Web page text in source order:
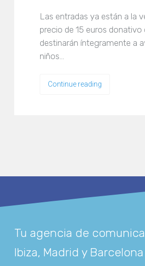
Las entradas ya están a la
precio de 15 euros donativo
destinarán íntegramente a
niños…
Continue reading
Tu agencia de
Ibiza, Madrid y Barcelona